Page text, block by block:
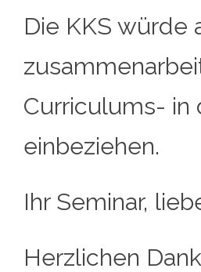
Die KKS würde
Curriculums- in
einbeziehen.
Ihr Seminar,
Herzlichen